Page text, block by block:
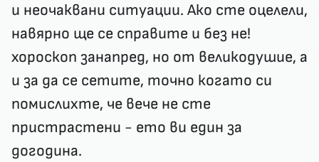
и неочаквани ситуации. Ако сте оцелели,
навярно ще се справите и без не!
хороскоп занапред, но от великодушие, а
и за да се сетите, точно когато си
помислихте, че вече не сте
пристрастени - ето ви един за
догодина.